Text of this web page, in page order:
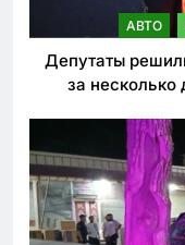
АВТО
Депутаты
за несколько